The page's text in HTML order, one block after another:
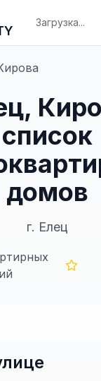
Загрузка...
список
домов
г. Елец